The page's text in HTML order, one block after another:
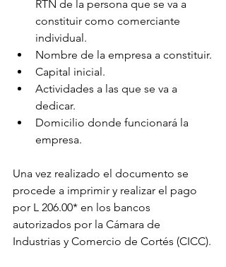
RTN de la persona que se va a
constituir como comerciante
individual.
Nombre de la empresa a constituir.
Capital inicial.
Actividades a las que se va a
dedicar.
Domicilio donde funcionará la
empresa.
Una vez realizado el documento se
procede a imprimir y realizar el pago
por L 206.00* en los bancos
autorizados por la Cámara de
Industrias y Comercio de Cortés (CICC).